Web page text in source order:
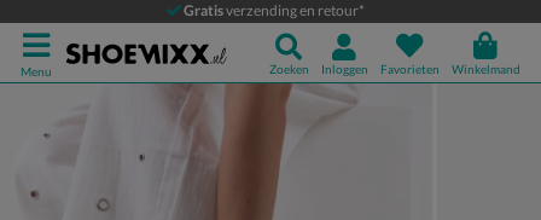
Gratisverzending en retour*
Menu Zoeken Inloggen Favorieten Winkelmand
Lage sneakers